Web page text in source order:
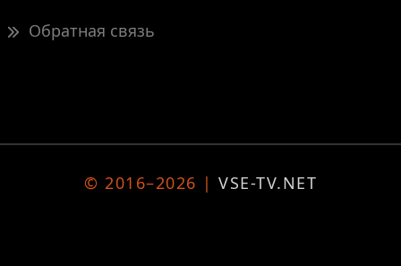
Обратная связь
© 2016–2026 | VSE-TV.NET